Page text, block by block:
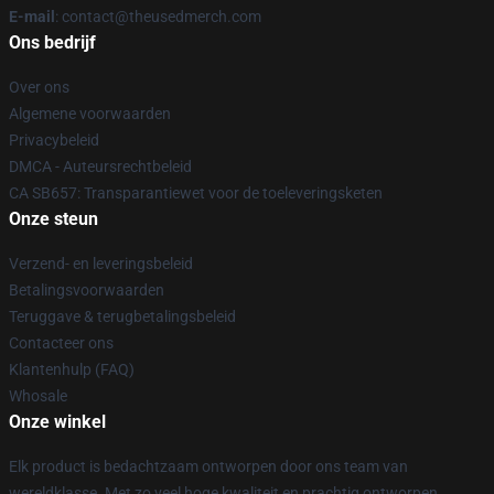
E-mail : contact@theusedmerch.com
Ons bedrijf
Over ons
Algemene voorwaarden
Privacybeleid
DMCA - Auteursrechtbeleid
CA SB657: Transparantiewet voor de toeleveringsketen
Onze steun
Verzend- en leveringsbeleid
Betalingsvoorwaarden
Teruggave & terugbetalingsbeleid
Contacteer ons
Klantenhulp (FAQ)
Whosale
Onze winkel
Elk product is bedachtzaam ontworpen door ons team van